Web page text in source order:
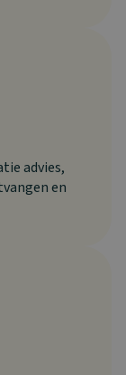
advies,
en